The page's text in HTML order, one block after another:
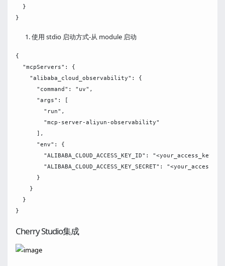
  }
使用 stdio 启动方式-从 module 启动
{
  "mcpServers": {
    "alibaba_cloud_observability": {
      "command": "uv",
      "args": [
        "run",
        "mcp-server-aliyun-observability"
      ],
      "env": {
"ALIBABA_CLOUD_ACCESS_KEY_ID":
"ALIBABA_CLOUD_ACCESS_KEY_SECRET":
      }
    }
  }
Cherry Studio集成